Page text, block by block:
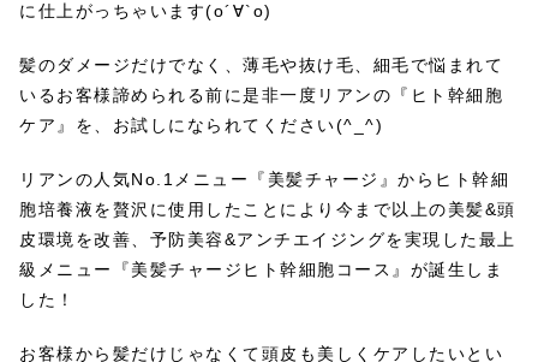
に仕上がっちゃいます(о´∀`о)
髪のダメージだけでなく、薄毛や抜け毛、細毛で悩まれて
いるお客様諦められる前に是非一度リアンの『ヒト幹細胞
ケア』を、お試しになられてください(^_^)
リアンの人気No.1メニュー『美髪チャージ』からヒト幹細
胞培養液を贅沢に使用したことにより今まで以上の美髪&頭
皮環境を改善、予防美容&アンチエイジングを実現した最上
級メニュー『美髪チャージヒト幹細胞コース』が誕生しま
した！
お客様から髪だけじゃなくて頭皮も美しくケアしたいとい